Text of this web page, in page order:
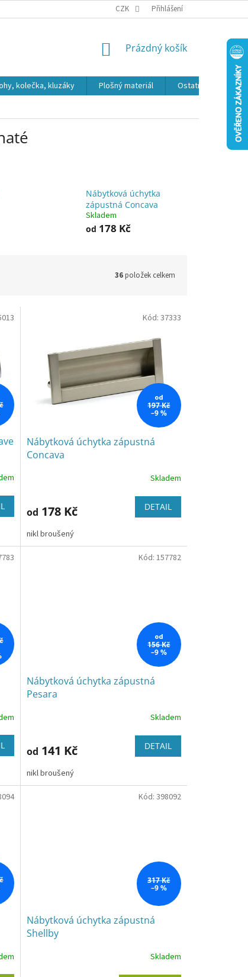
CZK Přihlášení
NÁKUPNÍ
Prázdný košík
kolečka, kluzáky Plošný materiál Ostatní
Nábytková úchytka
zápustná Concava
Skladem
od 178 Kč
36položek celkem
od
197 Kč
–9 %
Nábytková úchytka zápustná
Concava
Skladem
od 178 Kč DETAIL
nikl broušený
Kód: 37333
od
156 Kč
–9 %
Nábytková úchytka zápustná
Pesara
Skladem
od 141 Kč DETAIL
nikl broušený
Kód: 157782
317 Kč
–9 %
Nábytková úchytka zápustná
Shellby
Skladem
Kód: 398092